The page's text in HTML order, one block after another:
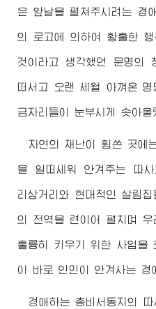
은 앞날을 펼쳐주시려는 경
의 로고에 의하여 황홀한
것이라고 생각했던 문명의
떠서고 오랜 세월 아껴온
금자리들이 눈부시게 솟아올
자연의 재난이 휩쓴 곳에
을 일떠세워 안겨주는 따
리상거리와 현대적인 살림
의 전역을 련이어 펼치며
훌륭히 키우기 위한 사업을
이 바로 인민이 안겨사는 경
경애하는 총비서동지의 따